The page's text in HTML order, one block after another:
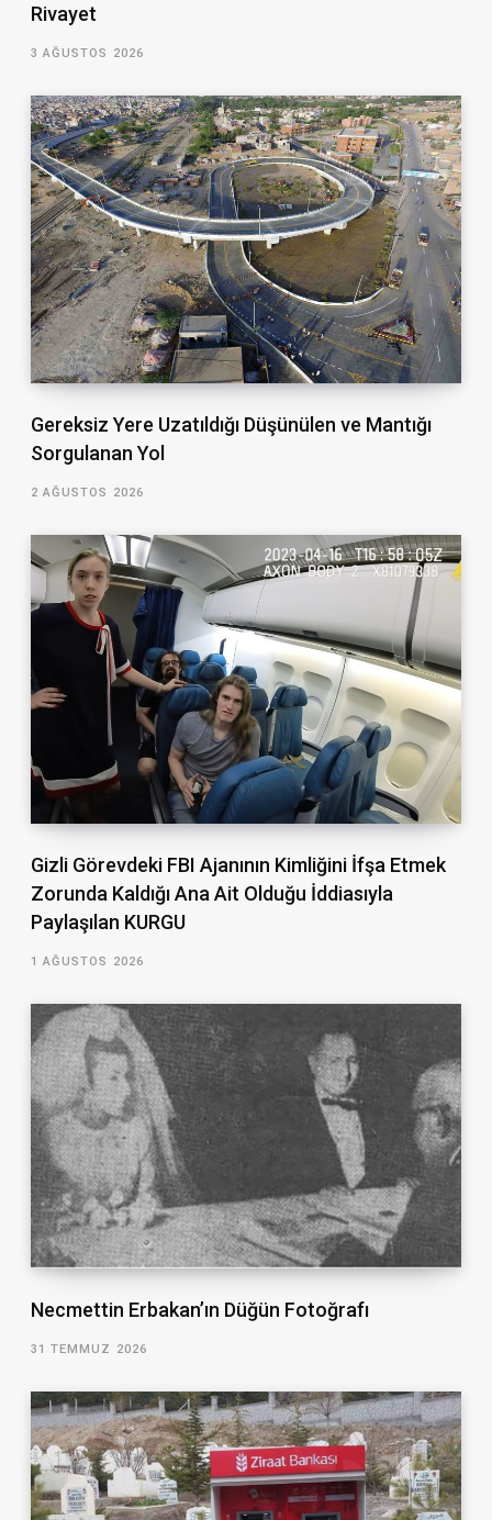
Rivayet
3 AĞUSTOS 2026
Gereksiz Yere Uzatıldığı Düşünülen ve Mantığı
Sorgulanan Yol
2 AĞUSTOS 2026
Gizli Görevdeki FBI Ajanının Kimliğini İfşa Etmek
Zorunda Kaldığı Ana Ait Olduğu İddiasıyla
Paylaşılan KURGU
1 AĞUSTOS 2026
Necmettin Erbakan’ın Düğün Fotoğrafı
31 TEMMUZ 2026